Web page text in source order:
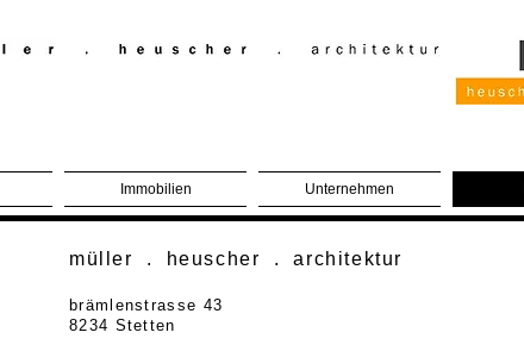
Immobilien Unternehmen
müller . heuscher . architektur
brämlenstrasse 43
8234 Stetten